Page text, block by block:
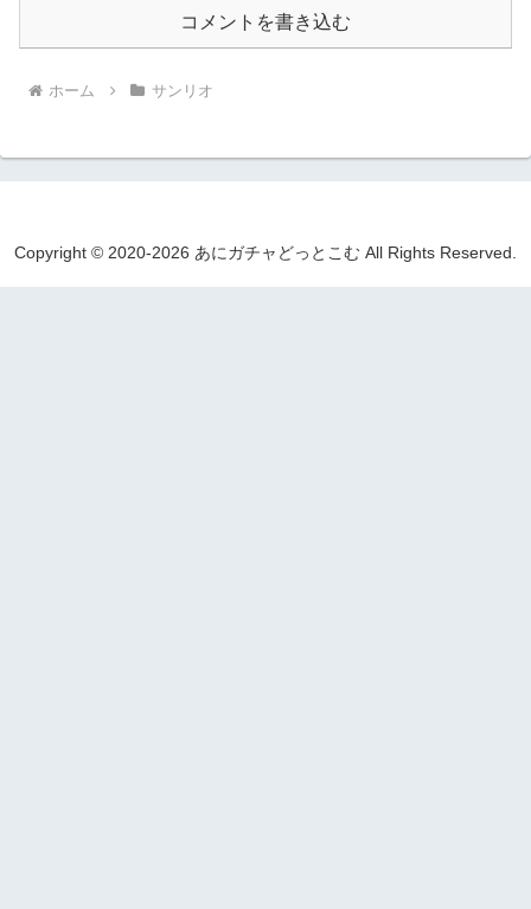
コメントを書き込む
ホーム サンリオ
Copyright © 2020-2026 あにガチャどっとこむ All Rights Reserved.